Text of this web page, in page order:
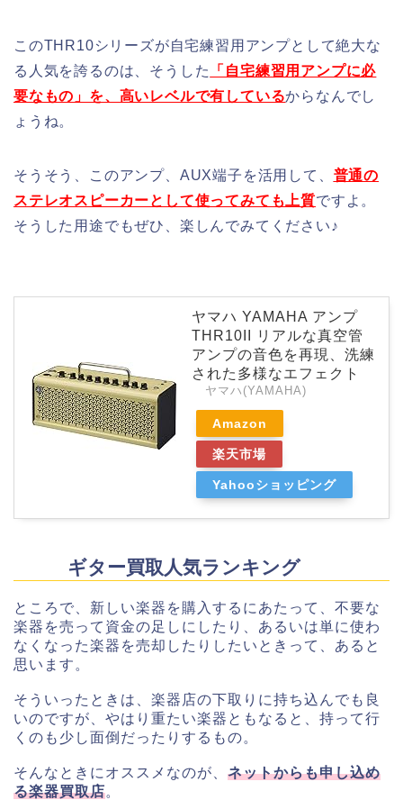
このTHR10シリーズが自宅練習用アンプとして絶大な
る人気を誇るのは、そうした
「自宅練習用アンプに必
要なもの」を、高いレベルで有しているからなんでし
ょうね。
そうそう、このアンプ、AUX端子を活用して、 普通の
ステレオスピーカーとして使ってみても上質ですよ。
そうした用途でもぜひ、楽しんでみてください♪
ヤマハ YAMAHA アンプ
THR10II リアルな真空管
アンプの音色を再現、洗練
された多様なエフェクト
ヤマハ(YAMAHA)
Amazon
楽天市場
Yahooショッピング
ギター買取人気ランキング
ところで、新しい楽器を購入するにあたって、不要な
楽器を売って資金の足しにしたり、あるいは単に使わ
なくなった楽器を売却したりしたいときって、あると
思います。
そういったときは、楽器店の下取りに持ち込んでも良
いのですが、やはり重たい楽器ともなると、持って行
くのも少し面倒だったりするもの。
そんなときにオススメなのが、 ネットからも申し込め
る楽器買取店。